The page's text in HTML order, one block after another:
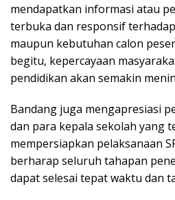
mendapatkan informasi atau
terbuka dan responsif
maupun kebutuhan calon
begitu, kepercayaan
pendidikan akan semakin
Bandang juga mengapresiasi
dan para kepala sekolah yang
mempersiapkan pelaksanaan
berharap seluruh tahapan
dapat selesai tepat waktu dan